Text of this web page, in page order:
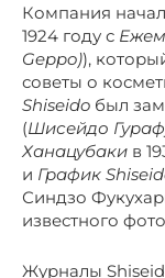
Компания
1924 году с
Geppo)),
советы о
Shiseido был
(Шисейдо
Ханацубаки в
и График
Синдзо
известного
Журналы